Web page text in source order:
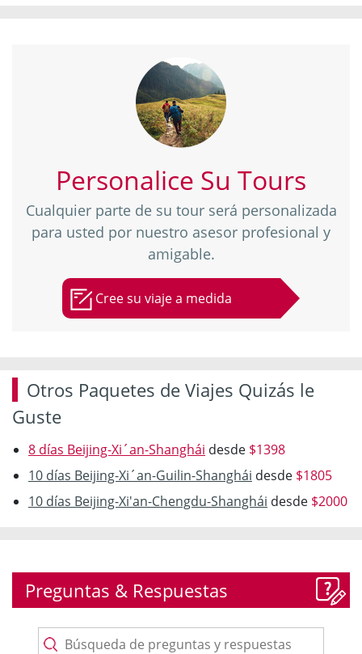
Personalice Su Tours
Cualquier parte de su tour será personalizada
para usted por nuestro asesor profesional y
amigable.
Cree su viaje a medida
Otros Paquetes de Viajes Quizás le
Guste
8 días Beijing-Xi´an-Shanghái desde $1398
10 días Beijing-Xi´an-Guilin-Shanghái desde $1805
10 días Beijing-Xi'an-Chengdu-Shanghái desde $2000
Preguntas & Respuestas